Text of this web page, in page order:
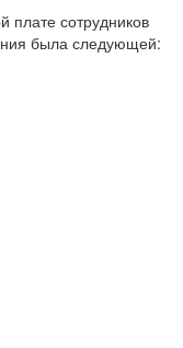
плате сотрудников
была следующей: